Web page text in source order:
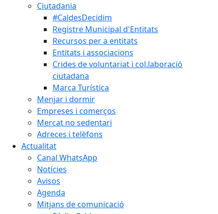
Ciutadania
#CaldesDecidim
Registre Municipal d'Entitats
Recursos per a entitats
Entitats i associacions
Crides de voluntariat i col.laboració
ciutadana
Marca Turística
Menjar i dormir
Empreses i comerços
Mercat no sedentari
Adreces i telèfons
Actualitat
Canal WhatsApp
Notícies
Avisos
Agenda
Mitjans de comunicació